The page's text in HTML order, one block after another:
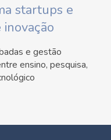
startups e
e gestão
ensino, pesquisa,